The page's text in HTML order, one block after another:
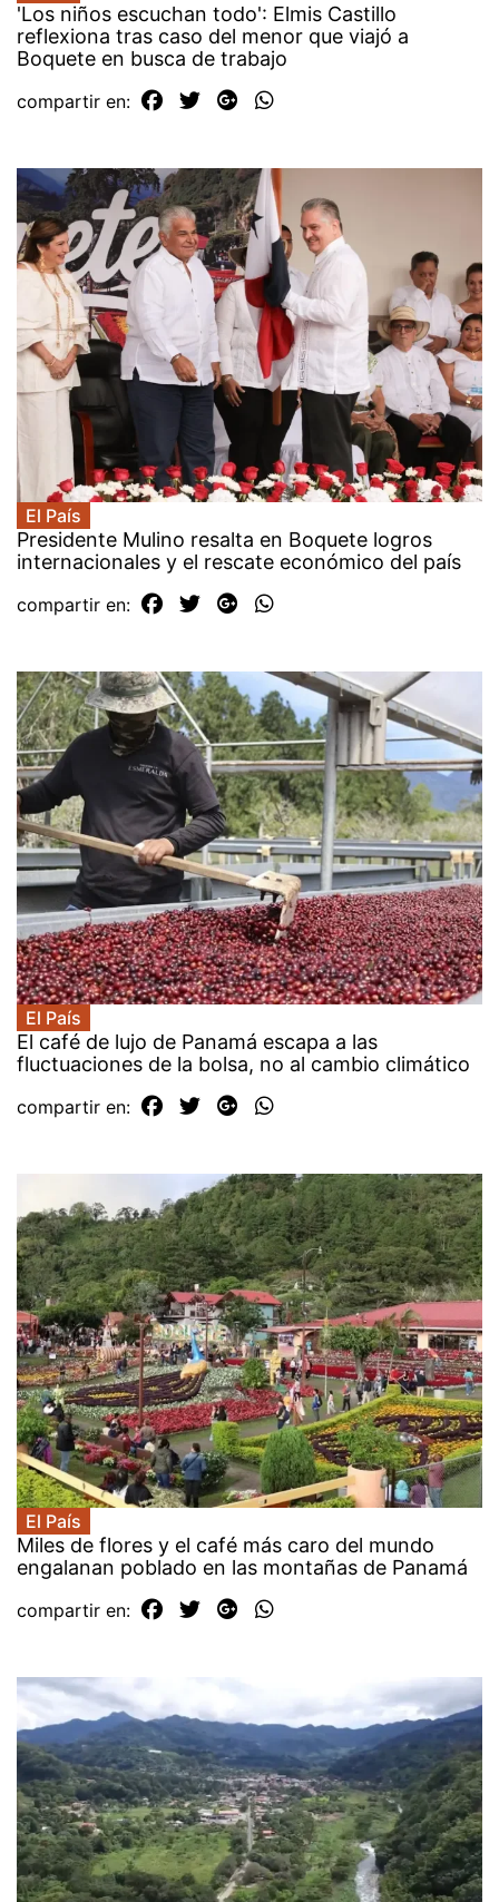
'Los niños escuchan todo': Elmis Castillo
reflexiona tras caso del menor que viajó a
Boquete en busca de trabajo
compartir en:
El País
Presidente Mulino resalta en Boquete logros
internacionales y el rescate económico del país
compartir en:
El País
El café de lujo de Panamá escapa a las
fluctuaciones de la bolsa, no al cambio climático
compartir en:
El País
Miles de flores y el café más caro del mundo
engalanan poblado en las montañas de Panamá
compartir en: